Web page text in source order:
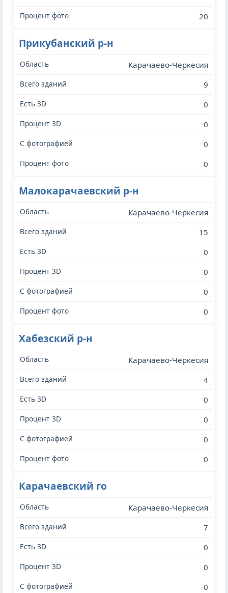
20
Прикубанский р-н
Карачаево-Черкесия
9
0
0
0
0
Малокарачаевский р-н
Карачаево-Черкесия
15
0
0
0
0
Хабезский р-н
Карачаево-Черкесия
4
0
0
0
0
Карачаевский го
Карачаево-Черкесия
7
0
0
0